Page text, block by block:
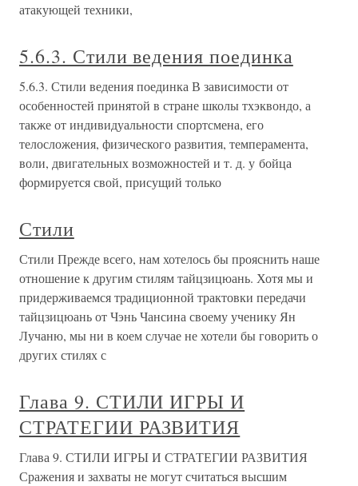
атакующей техники,
5.6.3. Стили ведения поединка
5.6.3. Стили ведения поединка В зависимости от
особенностей принятой в стране школы тхэквондо, а
также от индивидуальности спортсмена, его
телосложения, физического развития, темперамента,
воли, двигательных возможностей и т. д. у бойца
формируется свой, присущий только
Стили
Стили Прежде всего, нам хотелось бы прояснить наше
отношение к другим стилям тайцзицюань. Хотя мы и
придерживаемся традиционной трактовки передачи
тайцзицюань от Чэнь Чансина своему ученику Ян
Лучаню, мы ни в коем случае не хотели бы говорить о
других стилях с
Глава 9. СТИЛИ ИГРЫ И
СТРАТЕГИИ РАЗВИТИЯ
Глава 9. СТИЛИ ИГРЫ И СТРАТЕГИИ РАЗВИТИЯ
Сражения и захваты не могут считаться высшим